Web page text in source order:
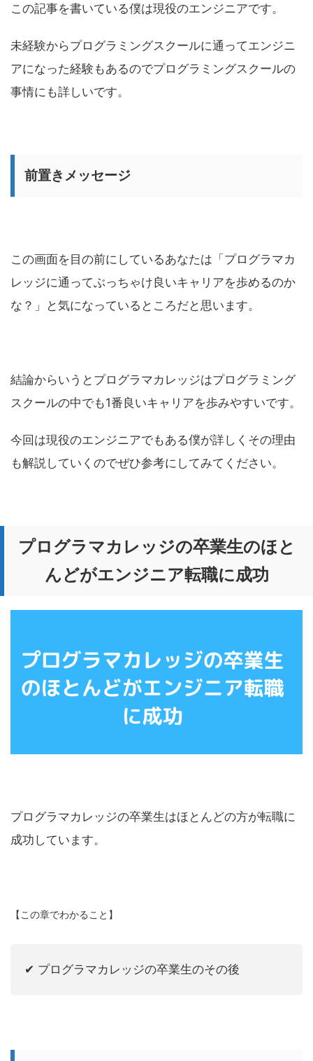
この記事を書いている僕は現役のエンジニアです。
未経験からプログラミングスクールに通ってエンジニ
アになった経験もあるのでプログラミングスクールの
事情にも詳しいです。
前置きメッセージ
この画面を目の前にしているあなたは「プログラマカ
レッジに通ってぶっちゃけ良いキャリアを歩めるのか
な？」と気になっているところだと思います。
結論からいうとプログラマカレッジはプログラミング
スクールの中でも1番良いキャリアを歩みやすいです。
今回は現役のエンジニアでもある僕が詳しくその理由
も解説していくのでぜひ参考にしてみてください。
プログラマカレッジの卒業生のほと
んどがエンジニア転職に成功
プログラマカレッジの卒業生はほとんどの方が転職に
成功しています。
【この章でわかること】
✔︎ プログラマカレッジの卒業生のその後